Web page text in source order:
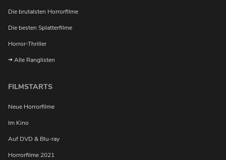
Die brutalsten Horrorfilme
Die besten Splatterfilme
Horror-Thriller
Alle Ranglisten
FILMSTARTS
Neue Horrorfilme
Im Kino
Auf DVD & Blu-ray
Horrorfilme 2021